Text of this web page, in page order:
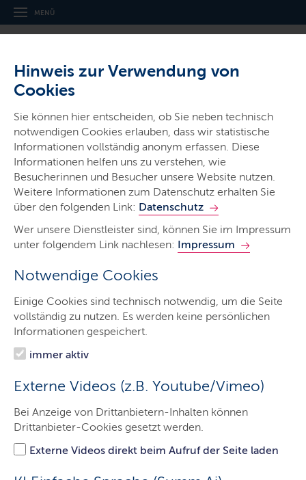
Hinweis zur Verwendung von
Cookies
Sie können hier entscheiden, ob Sie neben technisch
notwendigen Cookies erlauben, dass wir statistische
Informationen vollständig anonym erfassen. Diese
Informationen helfen uns zu verstehen, wie
Besucherinnen und Besucher unsere Website nutzen.
Weitere Informationen zum Datenschutz erhalten Sie
über den folgenden Link: Datenschutz
Wer unsere Dienstleister sind, können Sie im Impressum
unter folgendem Link nachlesen: Impressum
Notwendige Cookies
Einige Cookies sind technisch notwendig, um die Seite
vollständig zu nutzen. Es werden keine persönlichen
Informationen gespeichert.
immer aktiv
Externe Videos (z.B. Youtube/Vimeo)
Bei Anzeige von Drittanbietern-Inhalten können
Drittanbieter-Cookies gesetzt werden.
Externe Videos direkt beim Aufruf der Seite laden
MENÜ
Schleswig-Holsteinisches
Institut für Berufliche Bildung
SHIBB Landesamt
Ministerien & Behörden
Start
Das SHIBB
Themen
Presse
Service
Kontakt